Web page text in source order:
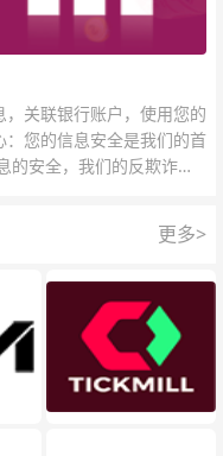
关联银行账户，使用您的
您的信息安全是我们的首
的安全，我们的反欺诈团
更多>